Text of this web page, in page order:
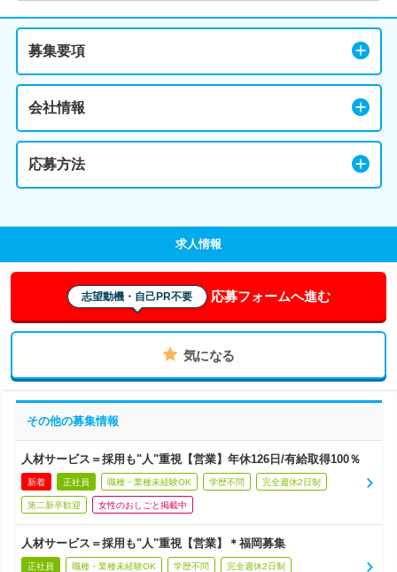
募集要項
会社情報
応募方法
求人情報
志望動機・自己PR不要 応募フォームへ進む
気になる
その他の募集情報
人材サービス＝採用も"人"重視【営業】年休126日/有給取得100％
新着 正社員 職種・業種未経験OK 学歴不問 完全週休2日制
第二新卒歓迎 女性のおしごと掲載中
人材サービス＝採用も"人"重視【営業】＊福岡募集
正社員 職種・業種未経験OK 学歴不問 完全週休2日制